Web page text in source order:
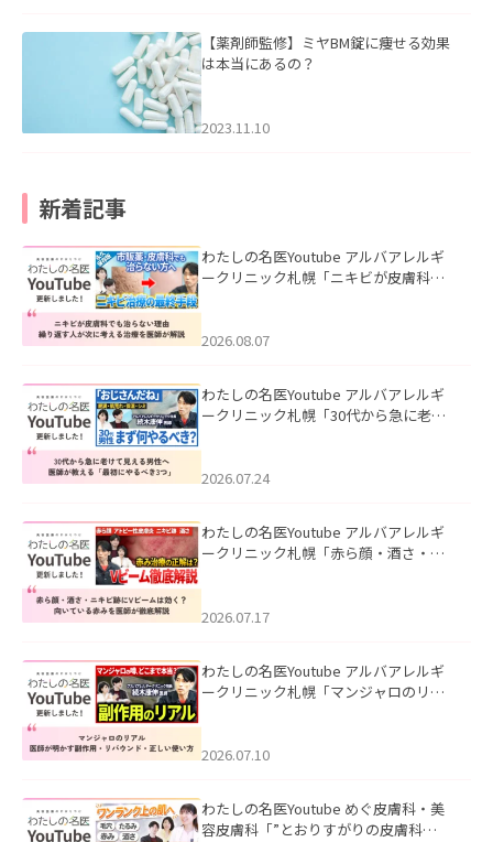
【薬剤師監修】ミヤBM錠に痩せる効果
は本当にあるの？
2023.11.10
新着記事
わたしの名医Youtube アルバアレルギ
ークリニック札幌「ニキビが皮膚科で
ました。
2026.08.07
わたしの名医Youtube アルバアレルギ
ークリニック札幌「30代から急に老け
た。
2026.07.24
わたしの名医Youtube アルバアレルギ
ークリニック札幌「赤ら顔・酒さ・ニ
した。
2026.07.17
わたしの名医Youtube アルバアレルギ
ークリニック札幌「マンジャロのリア
た。
2026.07.10
わたしの名医Youtube めぐ皮膚科・美
容皮膚科「”とおりすがりの皮膚科